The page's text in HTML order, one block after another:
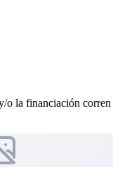
la financiación